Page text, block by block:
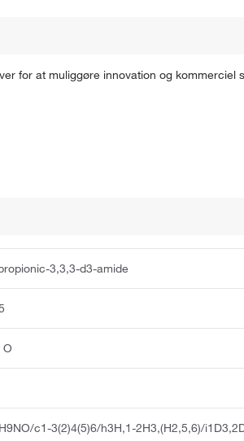
for at muliggøre innovation og kommerciel
3,3,3-d3-amide
O
c1-3(2)4(5)6/h3H,1-2H3,(H2,5,6)/